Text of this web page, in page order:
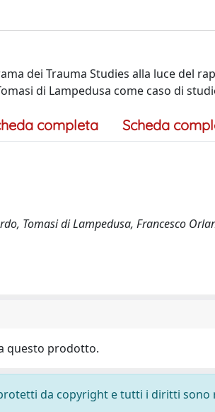
dei Trauma Studies alla luce del
di Lampedusa come caso di
completa Scheda
Tomasi di Lampedusa, Francesco
questo prodotto.
da copyright e tutti i diritti sono